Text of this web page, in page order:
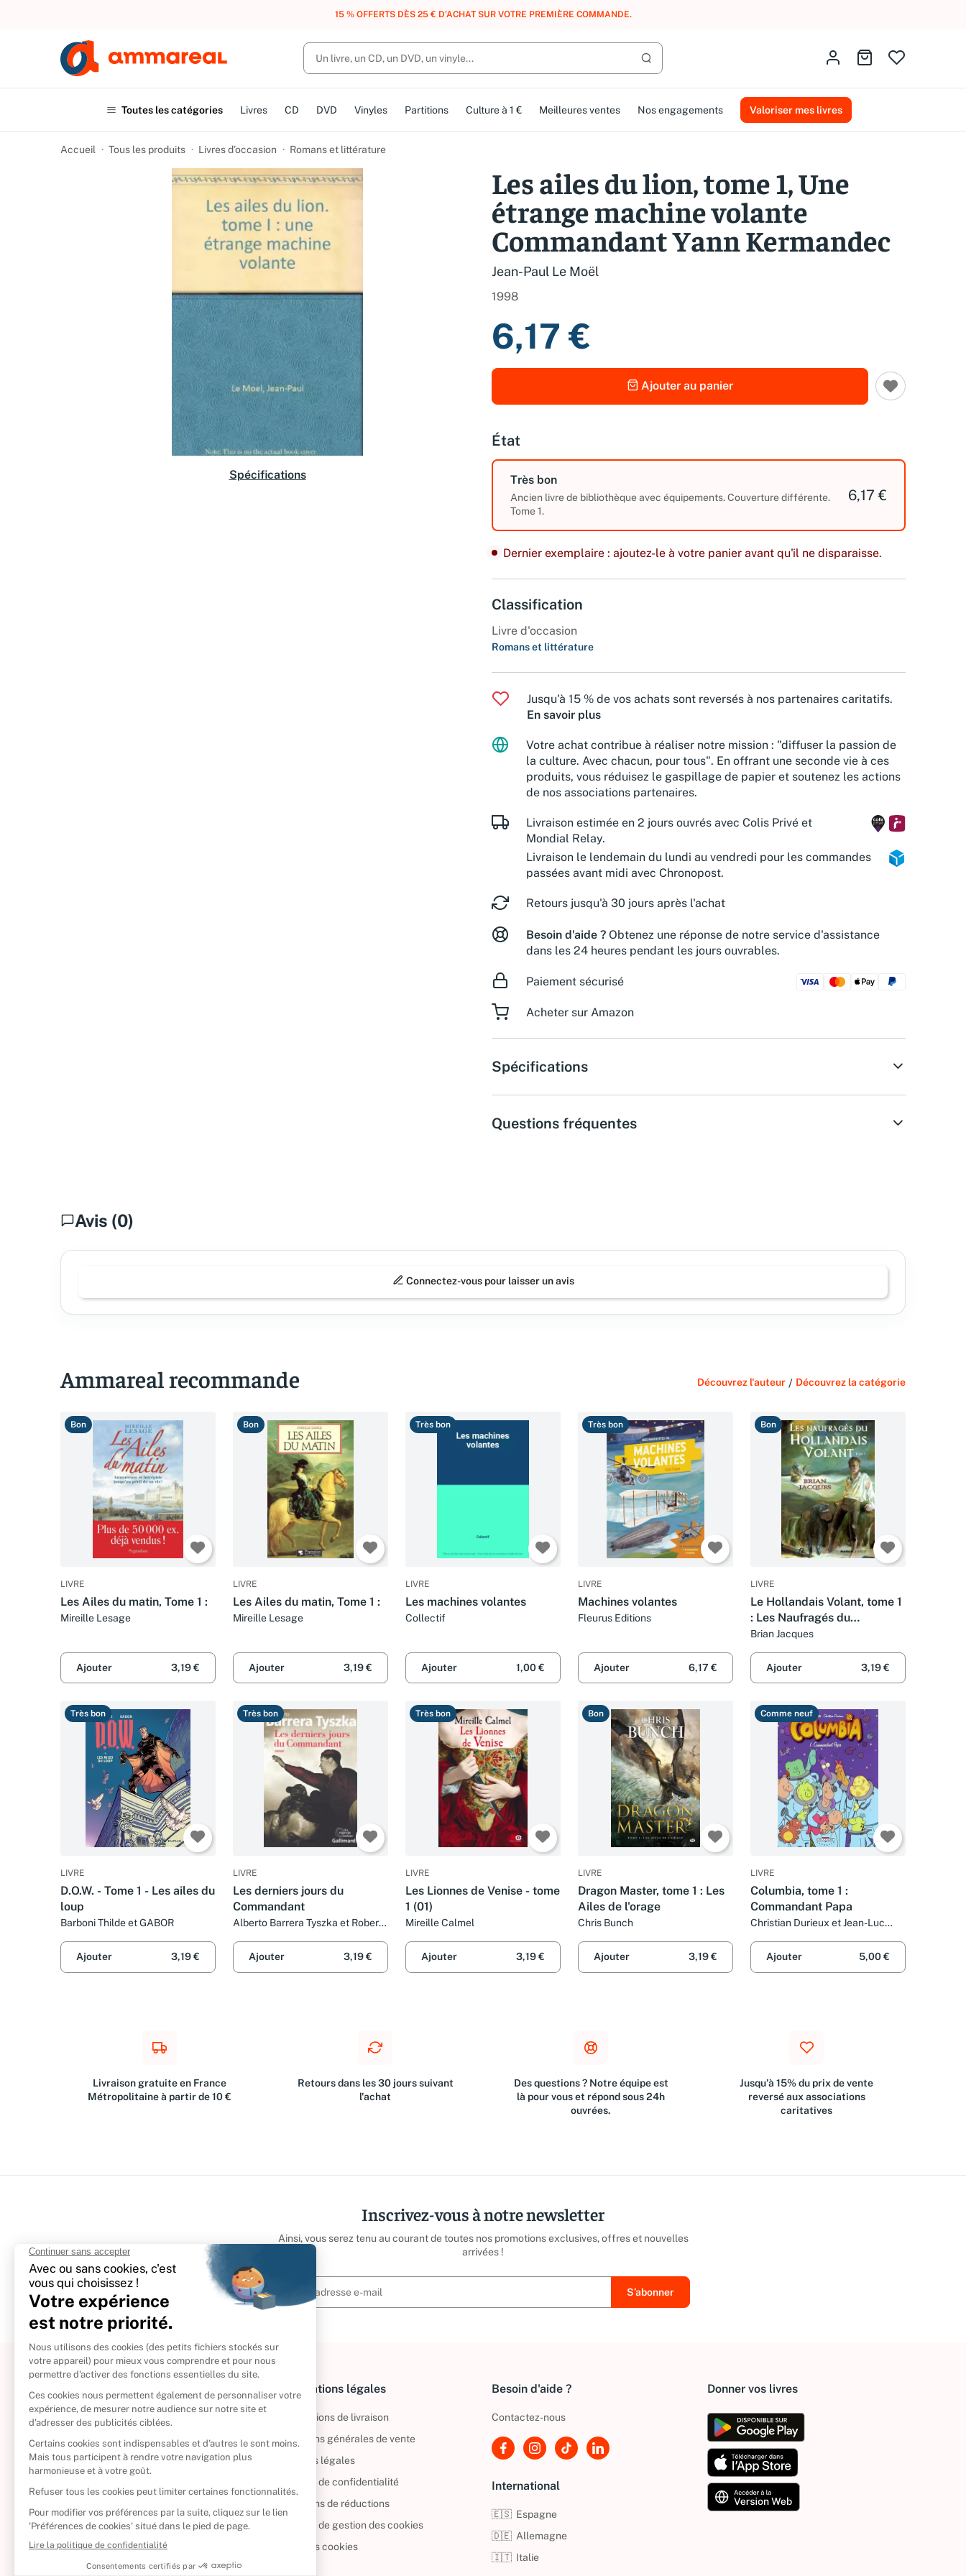
UN ACHAT, DES POINTS, DES RÉCOMPENSES :REJOIGNEZ GRATUITEMENT LE CLUB AMMAREAL.
Lancer la recherche
Identifiez-vousAller au panier
Toutes les catégories Livres CD DVD Vinyles Partitions Culture à 1 € Meilleures ventes Nos engagements Valoriser mes livres
Accueil Tous les produits Livres d’occasion Romans et littérature
Spécifications
Les ailes du lion, tome 1, Une
étrange machine volante
Commandant Yann Kermandec
Jean-Paul Le Moël
1998
6,17 €
Ajouter au panier
État
Très bon
Ancien livre de bibliothèque avec équipements. Couverture différente.
Tome 1.
6,17 €
Dernier exemplaire : ajoutez-le à votre panier avant qu'il ne disparaisse.
Classification
Livre d'occasion
Romans et littérature
Jusqu'à 15 % de vos achats sont reversés à nos partenaires caritatifs.
En savoir plus
Votre achat contribue à réaliser notre mission : "diffuser la passion de
la culture. Avec chacun, pour tous". En offrant une seconde vie à ces
produits, vous réduisez le gaspillage de papier et soutenez les actions
de nos associations partenaires.
Livraison estimée en 2 jours ouvrés avec Colis Privé et
Mondial Relay.
Livraison le lendemain du lundi au vendredi pour les commandes
passées avant midi avec Chronopost.
Retours jusqu'à 30 jours après l'achat
Besoin d'aide ? Obtenez une réponse de notre service d'assistance
dans les 24 heures pendant les jours ouvrables.
Paiement sécurisé
Acheter sur Amazon
Spécifications
Questions fréquentes
Avis (0)
Connectez-vous pour laisser un avis
Ammareal recommande Découvrez l'auteur / Découvrez la catégorie
Bon
LIVRE
Les Ailes du matin, Tome 1 :
Mireille Lesage
Ajouter 3,19 €
Bon
LIVRE
Les Ailes du matin, Tome 1 :
Mireille Lesage
Ajouter 3,19 €
Très bon
LIVRE
Les machines volantes
Collectif
Ajouter 1,00 €
Très bon
LIVRE
Machines volantes
Fleurus Editions
Ajouter 6,17 €
Bon
LIVRE
Le Hollandais Volant, tome 1
: Les Naufragés du
Hollandais Volant
Brian Jacques
Ajouter 3,19 €
Très bon
LIVRE
D.O.W. - Tome 1 - Les ailes du
loup
Barboni Thilde et GABOR
Ajouter 3,19 €
Très bon
LIVRE
Les derniers jours du
Commandant
Alberto Barrera Tyszka et Robert
Ajouter
3,19 €
Très bon
LIVRE
Les Lionnes de Venise - tome
1 (01)
Mireille Calmel
Ajouter 3,19 €
Bon
LIVRE
Dragon Master, tome 1 : Les
Ailes de l'orage
Chris Bunch
Ajouter 3,19 €
Comme neuf
LIVRE
Columbia, tome 1 :
Commandant Papa
Christian Durieux et Jean-Luc
Ajouter
5,00 €
Livraison gratuite en France
Métropolitaine à partir de 10 €
Retours dans les 30 jours suivant
l'achat
Des questions ? Notre équipe est
là pour vous et répond sous 24h
ouvrées.
Jusqu'à 15% du prix de vente
reversé aux associations
caritatives
Inscrivez-vous à notre newsletter
Ainsi, vous serez tenu au courant de toutes nos promotions exclusives, offres et nouvelles
arrivées !
À propos
Politique de retour
Reprendre vos livres
Qui sommes-nous ?
CD d'occasion
DVD d'occasion
Livres d’occasion
Informations légales
Informations de livraison
Conditions générales de vente
Mentions légales
Politique de confidentialité
Conditions de réductions
Politique de gestion des cookies
Gérer vos cookies
Besoin d'aide ?
Contactez-nous
International
🇪🇸 Espagne
🇩🇪 Allemagne
🇮🇹 Italie
Donner vos livres